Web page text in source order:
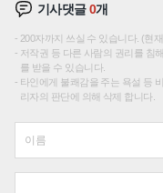
기사댓글0개
200자까지 쓰실 수 있습니다. (현
저작권 등 다른 사람의 권리를 침
를 받을 수 있습니다.
타인에게 불쾌감을 주는 욕설 등
리자의 판단에 의해 삭제 합니다.